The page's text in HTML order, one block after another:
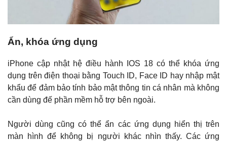
Ẩn, khóa ứng dụng
iPhone cập nhật hệ điều hành IOS 18 có thể khóa ứng
dụng trên điện thoại bằng Touch ID, Face ID hay nhập mật
khẩu để đảm bảo tính bảo mật thông tin cá nhân mà không
cần dùng đế phần mềm hỗ trợ bên ngoài.
Người dùng cũng có thể ẩn các ứng dụng hiển thị trên
màn hình để không bị người khác nhìn thấy. Các ứng